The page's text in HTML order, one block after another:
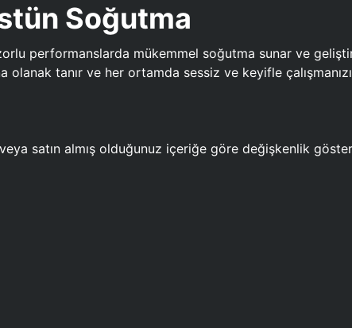
Soğutma
performanslarda mükemmel soğutma sunar ve
olanak tanır ve her ortamda sessiz ve keyifle
satın almış olduğunuz içeriğe göre değişkenlik